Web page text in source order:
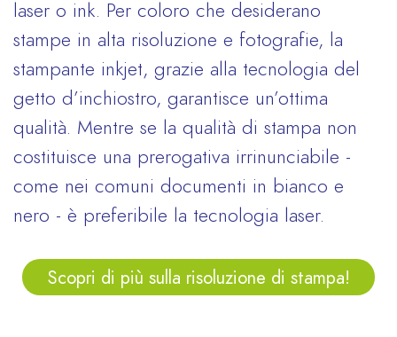
laser o ink. Per coloro che desiderano
stampe in alta risoluzione e fotografie, la
stampante inkjet, grazie alla tecnologia del
getto d’inchiostro, garantisce un’ottima
qualità. Mentre se la qualità di stampa non
costituisce una prerogativa irrinunciabile -
come nei comuni documenti in bianco e
nero - è preferibile la tecnologia laser.
Scopri di più sulla risoluzione di stampa!